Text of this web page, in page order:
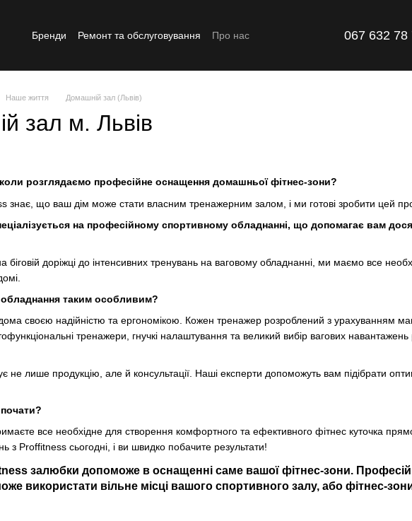
Бренди Ремонт та обслуговування
Про нас
067 632 78
Наше життя Домашній зал (Львів)
зал м. Львів
розглядаємо професійне оснащення домашньої фітнес-зони?
знає, що ваш дім може стати власним тренажерним залом, і ми готові зробити цей
на професійному спортивному обладнанні, що допомагає вам
біговій доріжці до інтенсивних тренувань на ваговому обладнанні, ми маємо все
таким особливим?
своєю надійністю та ергономікою. Кожен тренажер розроблений з урахуванням
тренажери, гнучкі налаштування та великий вибір вагових
не лише продукцію, але й консультації. Наші експерти допоможуть вам підібрати
все необхідне для створення комфортного та ефективного фітнес куточка
з Proffitness сьогодні, і ви швидко побачите результати!
залюбки допоможе в оснащенні саме вашої фітнес-зони.
використати вільне місці вашого спортивного залу, або фітнес-